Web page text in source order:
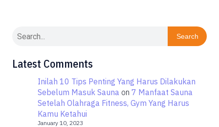
Search
Latest Comments
Inilah 10 Tips Penting Yang Harus Dilakukan
Sebelum Masuk Sauna on 7 Manfaat Sauna
Setelah Olahraga Fitness, Gym Yang Harus
Kamu Ketahui
January 10, 2023